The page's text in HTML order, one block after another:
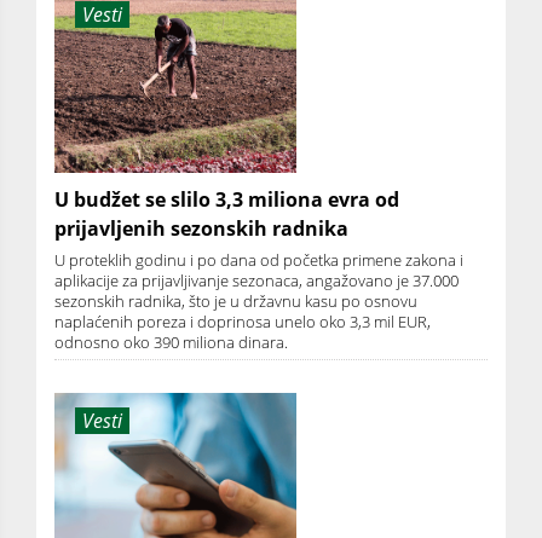
Vesti
U budžet se slilo 3,3 miliona evra od
prijavljenih sezonskih radnika
U proteklih godinu i po dana od početka primene zakona i
aplikacije za prijavljivanje sezonaca, angažovano je 37.000
sezonskih radnika, što je u državnu kasu po osnovu
naplaćenih poreza i doprinosa unelo oko 3,3 mil EUR,
odnosno oko 390 miliona dinara.
Vesti